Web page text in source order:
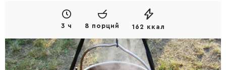
ПОКЕР AUTO
РАДІО КРАСА КІНО
3 ч 8 порций 162 ккал